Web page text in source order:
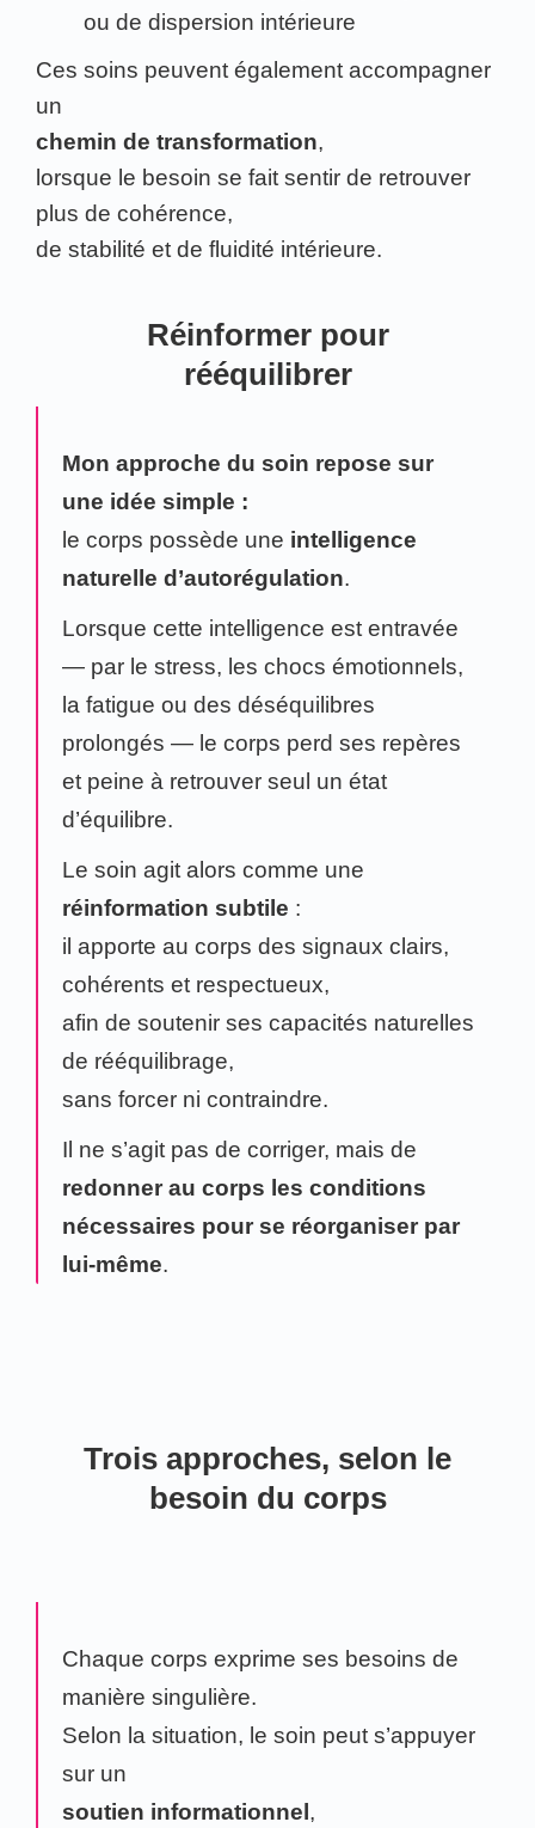
ou de dispersion intérieure
Ces soins peuvent également accompagner
un
chemin de transformation,
lorsque le besoin se fait sentir de retrouver
plus de cohérence,
de stabilité et de fluidité intérieure.
Réinformer pour
rééquilibrer
Mon approche du soin repose sur
une idée simple :
le corps possède une intelligence
naturelle d’autorégulation.
Lorsque cette intelligence est entravée
— par le stress, les chocs émotionnels,
la fatigue ou des déséquilibres
prolongés — le corps perd ses repères
et peine à retrouver seul un état
d’équilibre.
Le soin agit alors comme une
réinformation subtile :
il apporte au corps des signaux clairs,
cohérents et respectueux,
afin de soutenir ses capacités naturelles
de rééquilibrage,
sans forcer ni contraindre.
Il ne s’agit pas de corriger, mais de
redonner au corps les conditions
nécessaires pour se réorganiser par
lui-même.
Trois approches, selon le
besoin du corps
Chaque corps exprime ses besoins de
manière singulière.
Selon la situation, le soin peut s’appuyer
sur un
soutien informationnel ,